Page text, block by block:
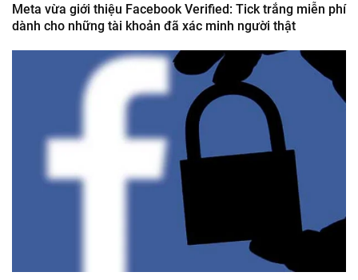
Meta vừa giới thiệu Facebook Verified: Tick trắng miễn phí
dành cho những tài khoản đã xác minh người thật